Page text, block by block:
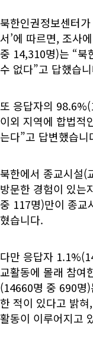
북한인권정보센터
서’에 따르면, 조사
중 14,310명)는 “북
수 없다”고 답했습
또 응답자의
이외 지역에 합법적
는다”고 답변했습니
북한에서 종교시설(
방문한 경험이 있는
중 117명)만이 종교
혔습니다.
다만 응답자
교활동에 몰래 참여
(14660명 중 690명
한 적이 있다고 밝
활동이 이루어지고